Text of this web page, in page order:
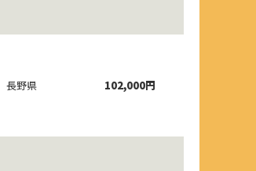
長野県 102,000円